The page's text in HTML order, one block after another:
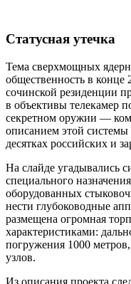
Статусная утечка
Тема сверхмощных
общественность в конце
сочинской резиденции
в объективы телекамер
секретном оружии —
описанием этой
десятках российских и
На слайде угадывались
специального
оборудованных
нести глубоководные
размещена огромная
характеристиками:
погружения 1000
узлов.
Из описания проекта